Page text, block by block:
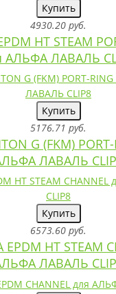
Купить
4930.20 руб.
HT STEAM
АЛЬФА ЛАВАЛЬ
Купить
5176.71 руб.
G (FKM) PORT-
ЛАВАЛЬ
Купить
6573.60 руб.
HT STEAM
ЛАВАЛЬ